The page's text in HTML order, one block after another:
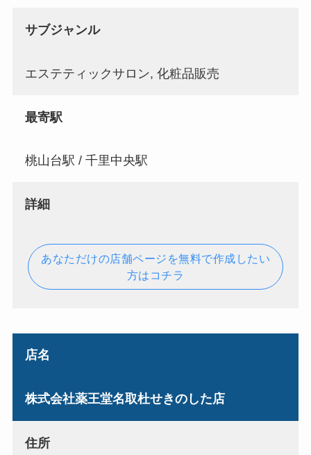
サブジャンル
エステティックサロン, 化粧品販売
最寄駅
桃山台駅 / 千里中央駅
詳細
あなただけの店舗ページを無料で作成したい
方はコチラ
店名
株式会社薬王堂名取杜せきのした店
住所